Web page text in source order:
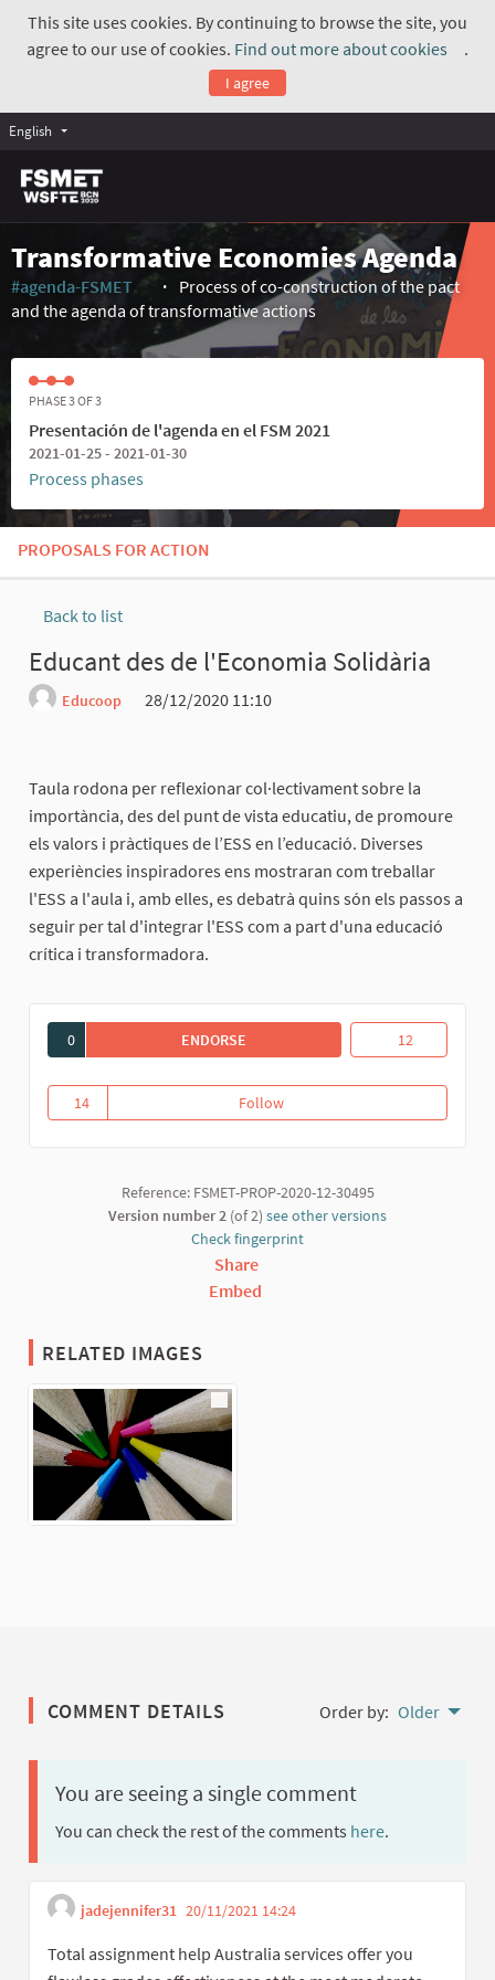
This site uses cookies. By continuing to browse the site, you
agree to our use of cookies. Find out more about cookies
.
I agree
English
Transformative Economies Agenda
#agenda-FSMET
(External link)
Process of co-construction of the pact
and the agenda of transformative actions
PHASE 3 OF 3
Presentación de l'agenda en el FSM 2021
2021-01-25 - 2021-01-30
Process phases
PROPOSALS FOR ACTION
Back to list
Educant des de l'Economia Solidària
Educoop
28/12/2020 11:10
Taula rodona per reflexionar col·lectivament sobre la
importància, des del punt de vista educatiu, de promoure
els valors i pràctiques de l’ESS en l’educació. Diverses
experiències inspiradores ens mostraran com treballar
l'ESS a l'aula i, amb elles, es debatrà quins són els passos a
seguir per tal d'integrar l'ESS com a part d'una educació
crítica i transformadora.
0 ENDORSE EDUCANT DES DE L'ECONOMIA
Educant des
12
14
14 followers
FollowEducant des de l'Economia
Reference: FSMET-PROP-2020-12-30495
Version number 2 (of 2) see other versions
Check fingerprint
Share
Embed
RELATED IMAGES
(External link)
COMMENT DETAILS Order by: Older
You are seeing a single comment
You can check the rest of the comments here.
jadejennifer31 20/11/2021 14:24
Total assignment help Australia services offer you